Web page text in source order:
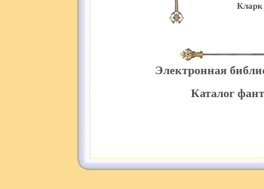
Кларк
Электронная
Каталог